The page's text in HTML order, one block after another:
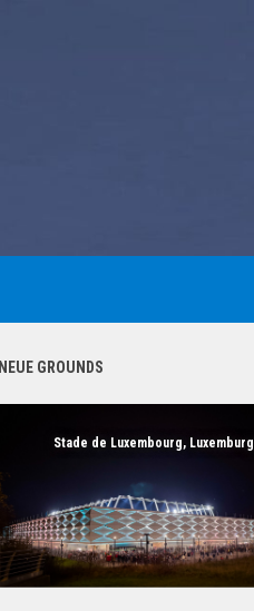
NEUE GROUNDS
Stade de Luxembourg, Luxemburg